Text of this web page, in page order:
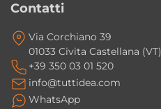
Contatti
Via Corchiano 39
01033 Civita Castellana (VT)
+39 350 03 01 520
info@tuttidea.com
WhatsApp